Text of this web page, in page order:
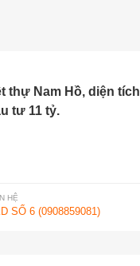
thự Nam Hồ, diện tích
tư 11 tỷ.
HỆ
SỐ 6 (0908859081)